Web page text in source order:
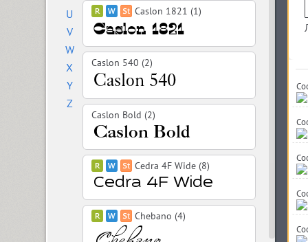
U
V
W
X
Y
Z
Caslon 1821 (1)
Caslon 540 (2)
Caslon Bold (2)
Cedra 4F Wide (8)
Chebano (4)